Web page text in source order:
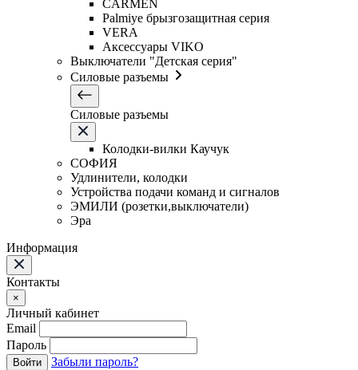
CARMEN
Palmiye брызгозащитная серия
VERA
Аксессуары VIKO
Выключатели "Детская серия"
Силовые разъемы
Силовые разъемы
Колодки-вилки Каучук
СОФИЯ
Удлинители, колодки
Устройства подачи команд и сигналов
ЭМИЛИ (розетки,выключатели)
Эра
Информация
Контакты
×
Личный кабинет
Email
Пароль
Войти
Забыли пароль?